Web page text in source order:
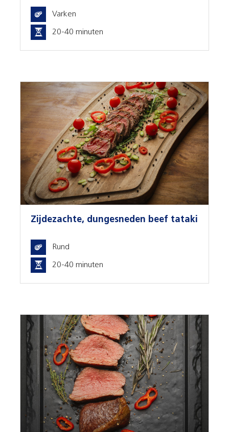
Varken
20-40 minuten
Zijdezachte, dungesneden beef tataki
Rund
20-40 minuten